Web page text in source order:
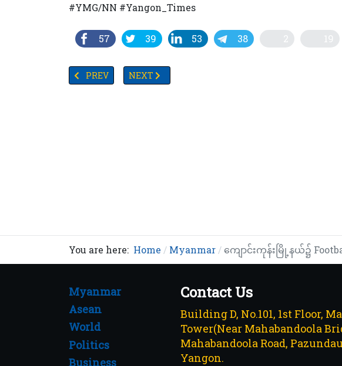
#YMG/NN #Yangon_Times
57 39 53 38 2 19
PREVIOUS ARTICLE: TV YANGON TIMES ရဲ့ နေ့စဉ်သတင်းအစီအစဉ်
PREV NEXT ARTICLE: ငှက်အော်စမ်းလူငယ်သင်တန်းကျောင်း
NEXT
You are here: Home Myanmar ကျောင်းကုန်းမြို့နယ်၌
Myanmar
Asean
World
Politics
Business
Contact Us
Building D, No.101, 1st Floor,
Tower(Near Mahabandoola
Mahabandoola Road,
Yangon.